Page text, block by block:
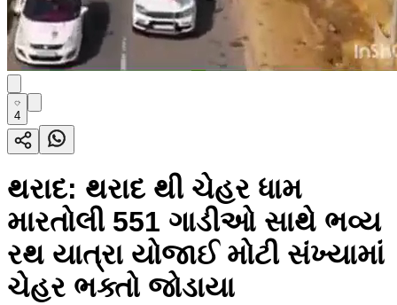
4
થરાદ: થરાદ થી ચેહર ધામ
મારતોલી 551 ગાડીઓ સાથે ભવ્ય
રથ યાત્રા યોજાઈ મોટી સંખ્યામાં
ચેહર ભક્તો જોડાયા